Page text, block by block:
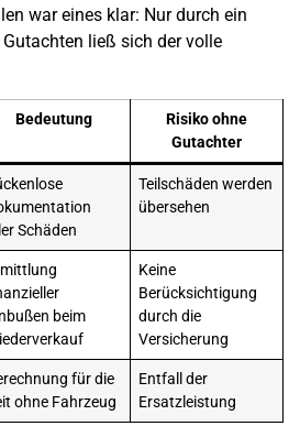
war eines klar: Nur durch ein
ließ sich der volle
Bedeutung
Risiko ohne
Gutachter
Schäden
Teilschäden werden
übersehen
beim
Keine
Berücksichtigung
durch die
Versicherung
für die
ohne Fahrzeug
Entfall der
Ersatzleistung